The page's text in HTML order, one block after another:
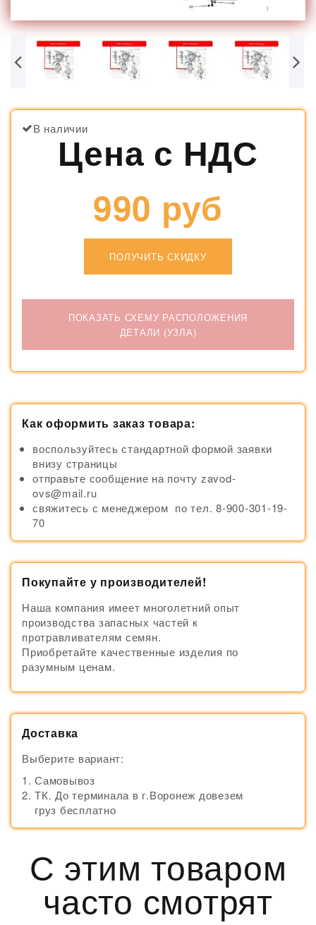
В наличииЦена с НДС
990 руб
ПОЛУЧИТЬ СКИДКУ
ПОКАЗАТЬ СХЕМУ РАСПОЛОЖЕНИЯ
ДЕТАЛИ (УЗЛА)
Как оформить заказ товара:
воспользуйтесь стандартной формой заявки
внизу страницы
отправьте сообщение на почту zavod-
ovs@mail.ru
свяжитесь с менеджером по тел. 8-900-301-19-
70
Покупайте у производителей!
Наша компания имеет многолетний опыт
производства запасных частей к
протравливателям семян.
Приобретайте качественные изделия по
разумным ценам.
Доставка
Выберите вариант:
Самовывоз
ТК. До терминала в г.Воронеж довезем
груз бесплатно
С этим товаром
часто смотрят